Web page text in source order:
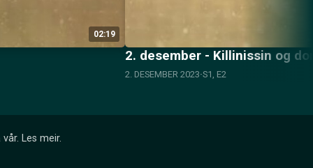
02:19
2. desember - Killinissin og
2. DESEMBER 2023 S1, E2
Les meir.